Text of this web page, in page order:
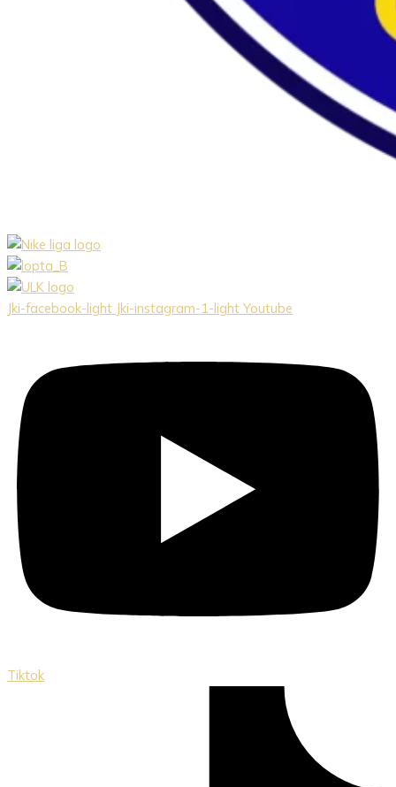
Jki-facebook-light Jki-instagram-1-light Youtube
Tiktok